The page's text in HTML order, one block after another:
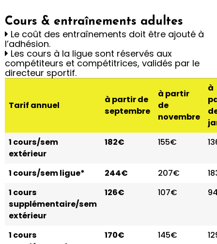
Cours & entraînements adultes
Le coût des entraînements doit être ajouté à
l’adhésion.
Les cours à la ligue sont réservés aux
compétiteurs et compétitrices, validés par le
directeur sportif.
Tarif annuel
à partir de
septembre
à partir
de
novembre
à
1 cours/sem
extérieur
182€ 155€
1 cours/sem ligue* 244€ 207€
1 cours
supplémentaire/sem
extérieur
126€ 107€
1 cours
170€ 145€